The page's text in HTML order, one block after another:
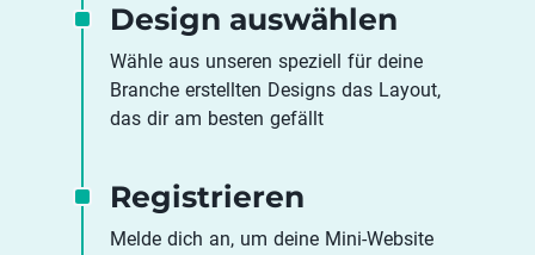
Design auswählen
Wähle aus unseren speziell für deine
Branche erstellten Designs das Layout,
das dir am besten gefällt
Registrieren
Melde dich an, um deine Mini-Website